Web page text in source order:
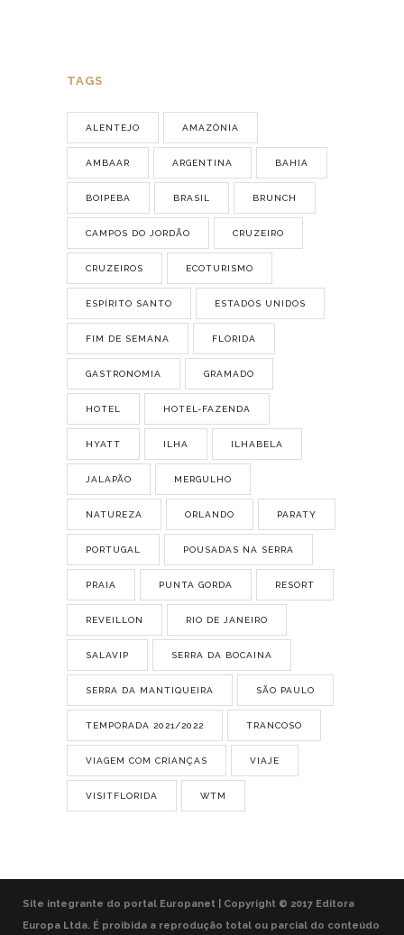
TAGS
ALENTEJO AMAZÔNIA
AMBAAR ARGENTINA BAHIA
BOIPEBA BRASIL BRUNCH
CAMPOS DO JORDÃO CRUZEIRO
CRUZEIROS ECOTURISMO
ESPÍRITO SANTO ESTADOS UNIDOS
FIM DE SEMANA FLORIDA
GASTRONOMIA GRAMADO
HOTEL HOTEL-FAZENDA
HYATT ILHA ILHABELA
JALAPÃO MERGULHO
NATUREZA ORLANDO PARATY
PORTUGAL POUSADAS NA SERRA
PRAIA PUNTA GORDA RESORT
REVEILLON RIO DE JANEIRO
SALAVIP SERRA DA BOCAINA
SERRA DA MANTIQUEIRA SÃO PAULO
TEMPORADA 2021/2022 TRANCOSO
VIAGEM COM CRIANÇAS VIAJE
VISITFLORIDA WTM
Site integrante do portal Europanet | Copyright © 2017 Editora
Europa Ltda. É proibida a reprodução total ou parcial do conteúdo